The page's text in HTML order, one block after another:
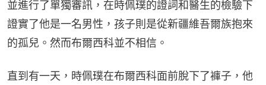
並進行了單獨審訊，在時佩璞的證詞和醫生的檢驗下
證實了他是一名男性，孩子則是從新疆維吾爾族抱來
的孤兒。然而布爾西科並不相信。
直到有一天，時佩璞在布爾西科面前脫下了褲子，他